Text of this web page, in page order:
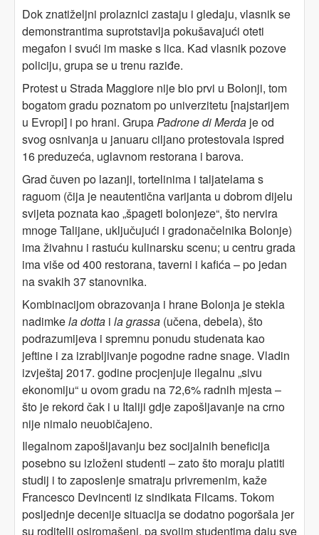
Dok znatiželjni prolaznici zastaju i gledaju, vlasnik se
demonstrantima suprotstavlja pokušavajući oteti
megafon i svući im maske s lica. Kad vlasnik pozove
policiju, grupa se u trenu raziđe.
Protest u Strada Maggiore nije bio prvi u Bolonji, tom
bogatom gradu poznatom po univerzitetu [najstarijem
u Evropi] i po hrani. GrupaPadrone di Merda je od
svog osnivanja u januaru ciljano protestovala ispred
16 preduzeća, uglavnom restorana i barova.
Grad čuven po lazanji, tortelinima i taljatelama s
raguom (čija je neautentična varijanta u dobrom dijelu
svijeta poznata kao „špageti bolonjeze“, što nervira
mnoge Talijane, uključujući i gradonačelnika Bolonje)
ima živahnu i rastuću kulinarsku scenu; u centru grada
ima više od 400 restorana, taverni i kafića – po jedan
na svakih 37 stanovnika.
Kombinacijom obrazovanja i hrane Bolonja je stekla
nadimkela dotta i la grassa (učena, debela), što
podrazumijeva i spremnu ponudu studenata kao
jeftine i za izrabljivanje pogodne radne snage. Vladin
izvještaj 2017. godine procjenjuje ilegalnu „sivu
ekonomiju“ u ovom gradu na 72,6% radnih mjesta –
što je rekord čak i u Italiji gdje zapošljavanje na crno
nije nimalo neuobičajeno.
Ilegalnom zapošljavanju bez socijalnih beneficija
posebno su izloženi studenti – zato što moraju platiti
studij i to zaposlenje smatraju privremenim, kaže
Francesco Devincenti iz sindikata Filcams. Tokom
posljednje decenije situacija se dodatno pogoršala jer
su roditelji osiromašeni, pa svojim studentima daju sve